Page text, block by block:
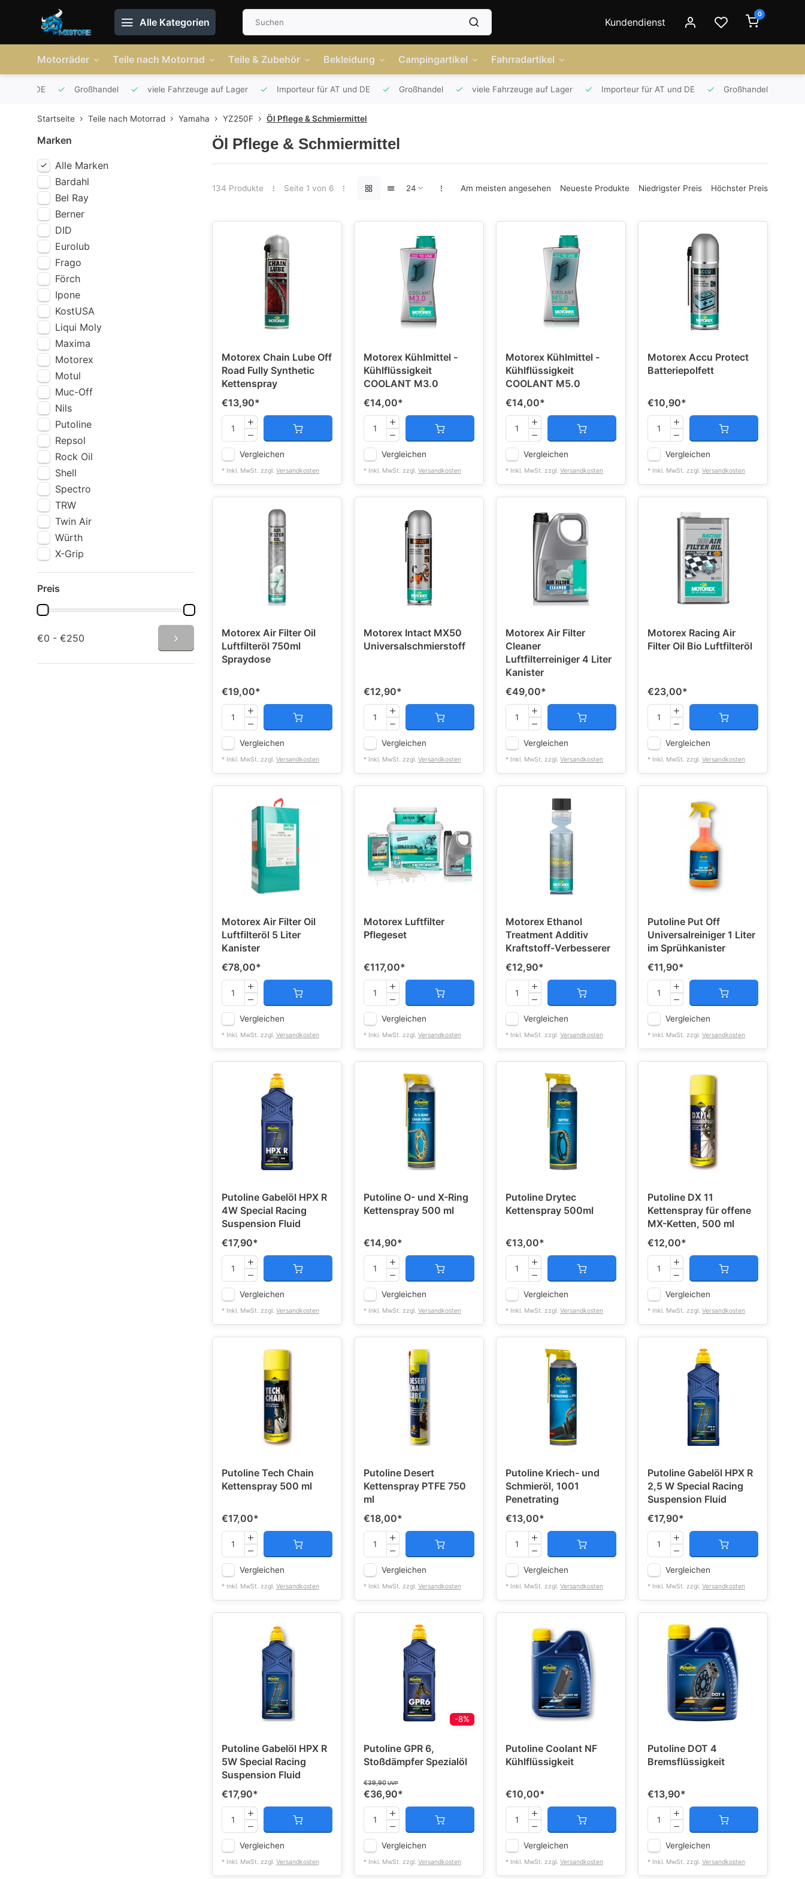
Alle Kategorien Kundendienst
0
Motorräder Teile nach Motorrad Teile & Zubehör Bekleidung Campingartikel Fahrradartikel
und DE Großhandel viele Fahrzeuge auf Lager Importeur für AT und DE Großhandel viele Fahrzeuge auf Lager Importeur für AT und DE Großhandel
Startseite Teile nach Motorrad Yamaha YZ250F Öl Pflege & Schmiermittel
Marken
Alle Marken
Bardahl
Bel Ray
Berner
DID
Eurolub
Frago
Förch
Ipone
KostUSA
Liqui Moly
Maxima
Motorex
Motul
Muc-Off
Nils
Putoline
Repsol
Rock Oil
Shell
Spectro
TRW
Twin Air
Würth
X-Grip
Preis
€0 - €250
Öl Pflege & Schmiermittel
134 Produkte Seite 1 von 6 Am meisten angesehen Neueste Produkte Niedrigster Preis Höchster Preis
Motorex Chain Lube Off
Road Fully Synthetic
Kettenspray
€13,90*
Vergleichen
* Inkl. MwSt. zzgl. Versandkosten
Motorex Kühlmittel -
Kühlflüssigkeit
COOLANT M3.0
€14,00*
Vergleichen
* Inkl. MwSt. zzgl. Versandkosten
Motorex Kühlmittel -
Kühlflüssigkeit
COOLANT M5.0
€14,00*
Vergleichen
* Inkl. MwSt. zzgl. Versandkosten
Motorex Accu Protect
Batteriepolfett
€10,90*
Vergleichen
* Inkl. MwSt. zzgl. Versandkosten
Motorex Air Filter Oil
Luftfilteröl 750ml
Spraydose
€19,00*
Vergleichen
* Inkl. MwSt. zzgl. Versandkosten
Motorex Intact MX50
Universalschmierstoff
€12,90*
Vergleichen
* Inkl. MwSt. zzgl. Versandkosten
Motorex Air Filter
Cleaner
Luftfilterreiniger 4 Liter
Kanister
€49,00*
Vergleichen
* Inkl. MwSt. zzgl. Versandkosten
Motorex Racing Air
Filter Oil Bio Luftfilteröl
€23,00*
Vergleichen
* Inkl. MwSt. zzgl. Versandkosten
Motorex Air Filter Oil
Luftfilteröl 5 Liter
Kanister
€78,00*
Vergleichen
* Inkl. MwSt. zzgl. Versandkosten
Motorex Luftfilter
Pflegeset
€117,00*
Vergleichen
* Inkl. MwSt. zzgl. Versandkosten
Motorex Ethanol
Treatment Additiv
Kraftstoff-Verbesserer
€12,90*
Vergleichen
* Inkl. MwSt. zzgl. Versandkosten
Putoline Put Off
Universalreiniger 1 Liter
im Sprühkanister
€11,90*
Vergleichen
* Inkl. MwSt. zzgl. Versandkosten
Putoline Gabelöl HPX R
4W Special Racing
Suspension Fluid
€17,90*
Vergleichen
* Inkl. MwSt. zzgl. Versandkosten
Putoline O- und X-Ring
Kettenspray 500 ml
€14,90*
Vergleichen
* Inkl. MwSt. zzgl. Versandkosten
Putoline Drytec
Kettenspray 500ml
€13,00*
Vergleichen
* Inkl. MwSt. zzgl. Versandkosten
Putoline DX 11
Kettenspray für offene
MX-Ketten, 500 ml
€12,00*
Vergleichen
* Inkl. MwSt. zzgl. Versandkosten
Putoline Tech Chain
Kettenspray 500 ml
€17,00*
Vergleichen
* Inkl. MwSt. zzgl. Versandkosten
Putoline Desert
Kettenspray PTFE 750
ml
€18,00*
Vergleichen
* Inkl. MwSt. zzgl. Versandkosten
Putoline Kriech- und
Schmieröl, 1001
Penetrating
€13,00*
Vergleichen
* Inkl. MwSt. zzgl. Versandkosten
Putoline Gabelöl HPX R
2,5 W Special Racing
Suspension Fluid
€17,90*
Vergleichen
* Inkl. MwSt. zzgl. Versandkosten
Putoline Gabelöl HPX R
5W Special Racing
Suspension Fluid
€17,90*
Vergleichen
* Inkl. MwSt. zzgl. Versandkosten
-8%
Putoline GPR 6,
Stoßdämpfer Spezialöl
€39,90UVP
€36,90*
Vergleichen
* Inkl. MwSt. zzgl. Versandkosten
Putoline Coolant NF
Kühlflüssigkeit
€10,00*
Vergleichen
* Inkl. MwSt. zzgl. Versandkosten
Putoline DOT 4
Bremsflüssigkeit
€13,90*
Vergleichen
* Inkl. MwSt. zzgl. Versandkosten